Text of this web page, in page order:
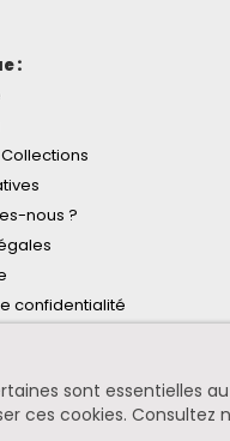
:
nous ?
confidentialité
sont essentielles
ces cookies. Consultez